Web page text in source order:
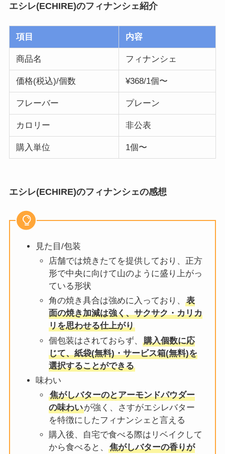
エシレ(ECHIRE)のフィナンシェ紹介
項目 内容
商品名 フィナンシェ
価格(税込)/個数 ¥368/1個〜
フレーバー プレーン
カロリー 非公表
購入単位 1個〜
エシレ(ECHIRE)のフィナンシェの感想
見た目/包装
店舗では焼きたてを提供しており、正方
形で中央に向けて山のように盛り上がっ
ている形状
角の焼き具合は強めに入っており、
表
面の焼き加減は強く、サクサク・カリカ
リを思わせる仕上がり
個包装はされておらず、
購入個数に応
じて、紙袋(無料)・サービス箱(無料)を
選択することができる
味わい
焦がしバターのとアーモンドパウダー
の味わいが強く、さすがエシレバター
を特徴にしたフィナンシェと言える
購入後、自宅で食べる際はリベイクして
から食べると、
焦がしバターの香りが